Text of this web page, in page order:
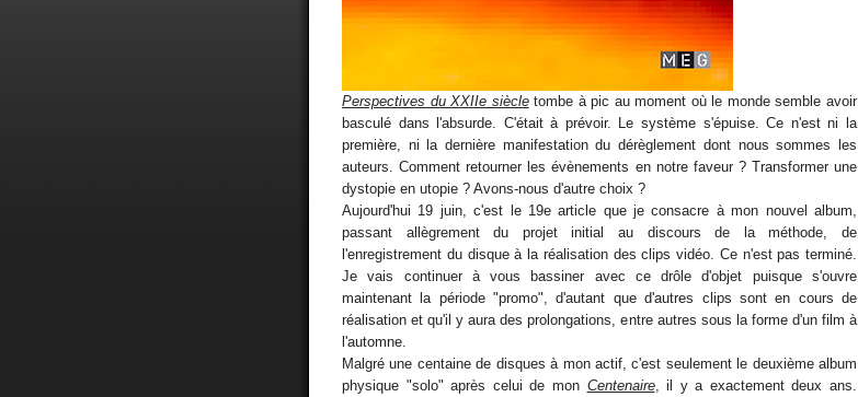
Perspectives du XXIIe siècletombe à pic au moment où le monde semble avoir
basculé dans l'absurde. C'était à prévoir. Le système s'épuise. Ce n'est ni la
première, ni la dernière manifestation du dérèglement dont nous sommes les
auteurs. Comment retourner les évènements en notre faveur ? Transformer une
dystopie en utopie ? Avons-nous d'autre choix ?
Aujourd'hui 19 juin, c'est le 19e article que je consacre à mon nouvel album,
passant allègrement du projet initial au discours de la méthode, de
l'enregistrement du disque à la réalisation des clips vidéo. Ce n'est pas terminé.
Je vais continuer à vous bassiner avec ce drôle d'objet puisque s'ouvre
maintenant la période "promo", d'autant que d'autres clips sont en cours de
réalisation et qu'il y aura des prolongations, entre autres sous la forme d'un film à
l'automne.
Malgré une centaine de disques à mon actif, c'est seulement le deuxième album
physique "solo" après celui de mon Centenaire, il y a exactement deux ans.